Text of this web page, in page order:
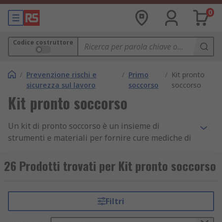
0
Codice costruttore
/ Prevenzione rischi e
sicurezza sul lavoro
/ Primo
soccorso
/ Kit pronto
soccorso
Kit pronto soccorso
Un kit di pronto soccorso è un insieme di
strumenti e materiali per fornire cure mediche di
Il contenuto del kit di primo soccorso può variare
prodotti sigillati e sterili come bende, cerotti,
garze, forbici, pinzette e guanti usa e getta.
26 Prodotti trovati per Kit pronto soccorso
Filtri